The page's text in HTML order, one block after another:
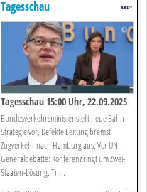
Tagesschau
Tagesschau 15:00 Uhr, 22.09.2025
Bundesverkehrsminister stellt neue Bahn-
Strategie vor, Defekte Leitung bremst
Zugverkehr nach Hamburg aus, Vor UN-
Generaldebatte: Konferenz ringt um Zwei-
Staaten-Lösung, Tr ...